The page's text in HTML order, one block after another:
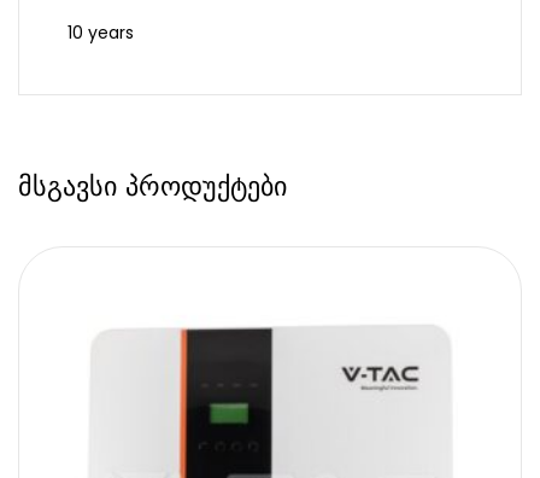
10 years
მსგავსი პროდუქტები